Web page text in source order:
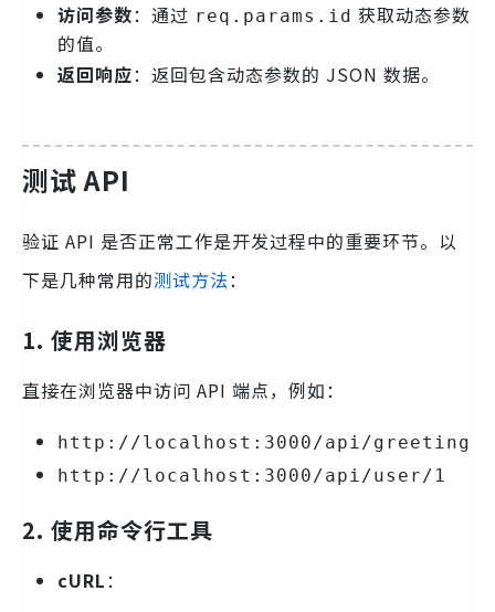
访问参数：通过 req.params.id 获取动态参数
的值。
返回响应：返回包含动态参数的 JSON 数据。
测试 API
验证 API 是否正常工作是开发过程中的重要环节。以
下是几种常用的测试方法：
1. 使用浏览器
直接在浏览器中访问 API 端点，例如：
http://localhost:3000/api/greeting
http://localhost:3000/api/user/1
2. 使用命令行工具
cURL：